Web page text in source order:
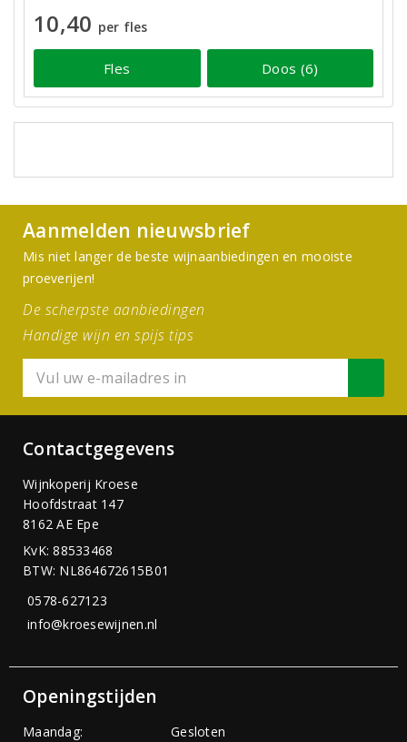
10,40 per fles
Fles Doos (6)
Aanmelden nieuwsbrief
Mis niet langer de beste wijnaanbiedingen en mooiste
proeverijen!
De scherpste aanbiedingen
Handige wijn en spijs tips
Contactgegevens
Wijnkoperij Kroese
Hoofdstraat 147
8162 AE Epe
KvK: 88533468
BTW: NL864672615B01
0578-627123
info@kroesewijnen.nl
Openingstijden
Maandag:
Gesloten